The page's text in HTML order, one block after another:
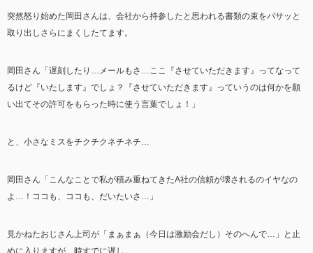
突然怒り始めた岡田さんは、会社から持参したと思われる書類の束をバサッと
取り出しさらにまくしたてます。
岡田さん「遅刻したり…メールもさ…ここ『させていただきます』ってなって
るけど『いたします』でしょ？『させていただきます』っていうのは何かを願
い出てその許可をもらった時に使う言葉でしょ！」
と、小さなミスをチクチクネチネチ…
岡田さん「こんなことで私が積み重ねてきたA社の信頼が壊されるのイヤなの
よ…！ココも、ココも、だいたいさ…」
見かねたおじさん上司が「まぁまぁ（今日は激励会だし）そのへんで…」と止